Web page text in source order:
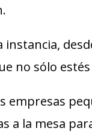
instancia,
no sólo
empresas
a la mesa